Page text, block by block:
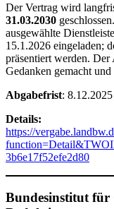
Der Vertrag wird
31.03.2030
ausgewählte
15.1.2026 eingeladen;
präsentiert werden.
Gedanken gemacht
Abgabefrist: 8.12.2025
Details:
https://
3b6e17f52efe2d80
Bundesinstitut für